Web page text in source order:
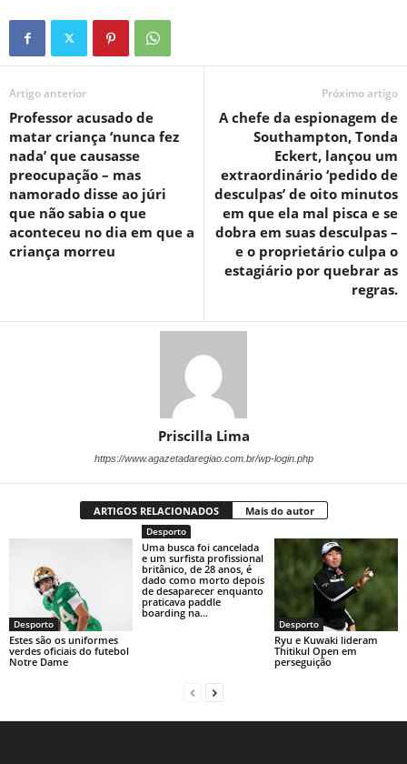
Artigo anterior
Professor acusado de
matar criança ‘nunca fez
nada’ que causasse
preocupação – mas
namorado disse ao júri
que não sabia o que
aconteceu no dia em que a
criança morreu
Próximo artigo
A chefe da espionagem de
Southampton, Tonda
Eckert, lançou um
extraordinário ‘pedido de
desculpas’ de oito minutos
em que ela mal pisca e se
dobra em suas desculpas –
e o proprietário culpa o
estagiário por quebrar as
regras.
Priscilla Lima
https://www.agazetadaregiao.com.br/wp-login.php
ARTIGOS RELACIONADOS Mais do autor
Desporto
Estes são os uniformes
verdes oficiais do futebol
Notre Dame
Desporto
Uma busca foi cancelada
e um surfista profissional
britânico, de 28 anos, é
dado como morto depois
de desaparecer enquanto
praticava paddle
boarding na...
Desporto
Ryu e Kuwaki lideram
Thitikul Open em
perseguição